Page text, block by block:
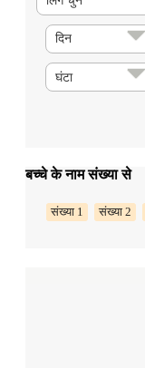
बच्चे के नाम संख्या से
संख्या 1 संख्या 2